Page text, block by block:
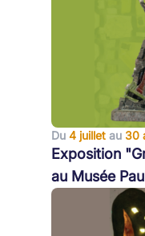
Du 4 juillet au 30
Exposition
au Musée